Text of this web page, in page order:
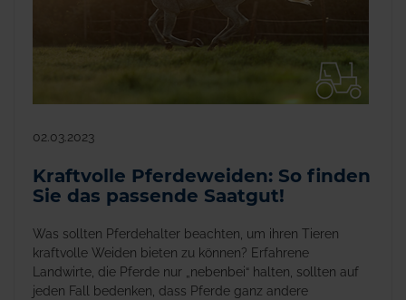
02.03.2023
Kraftvolle Pferdeweiden: So finden
Sie das passende Saatgut!
Was sollten Pferdehalter beachten, um ihren Tieren
kraftvolle Weiden bieten zu können? Erfahrene
Landwirte, die Pferde nur „nebenbei“ halten, sollten auf
jeden Fall bedenken, dass Pferde ganz andere